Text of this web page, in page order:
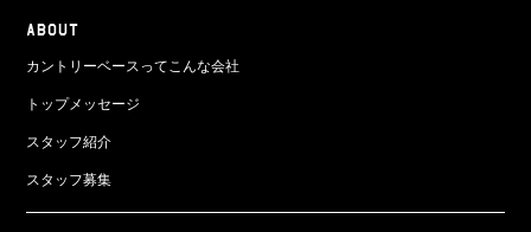
ABOUT
カントリーベースってこんな会社
トップメッセージ
スタッフ紹介
スタッフ募集